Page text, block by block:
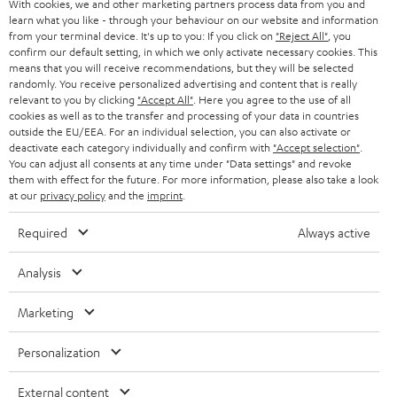
g
SMART HOME
BLUETOOTH-LAUTSPRECHER
KOPFHÖRER
BLUETOOTH-KOPFHÖRER
STEREOANLAGEN
LAUTSPRECHER
ULTIMA-SERIE
IN-EAR-KOPFHÖRER
FANSHOP
NEUHEITEN
PRESSE & MARKETING
GESCHÄFTSKUNDEN
PARTNERPROGRAMM
BLOG
NEWSLETTER
STORES
DEINE VORTEILE BEI TEUFEL
TEUFEL STORY
UNSER MANAGEMENT
NACHHALTIGKEIT
UNSERE WERTE
ÖSTERREICH
SCHWEIZ
NIEDERLANDE
BELGIEN
POLEN
SPANIEN
Fotos abgebildete Zubehör ist nicht im Lieferumfang enthalten. Etwaige
©2026 Lautsprecher Teufel GmbH - All rights reserved.
With cookies, we and other marketing partners process data from you and
learn what you like - through your behaviour on our website and information
from your terminal device. It's up to you: If you click on "Reject All" , you
confirm our default setting, in which we only activate necessary cookies. This
means that you will receive recommendations, but they will be selected
randomly. You receive personalized advertising and content that is really
relevant to you by clicking "Accept All" . Here you agree to the use of all
cookies as well as to the transfer and processing of your data in countries
outside the EU/EEA. For an individual selection, you can also activate or
deactivate each category individually and confirm with "Accept selection"
You can adjust all consents at any time under "Data settings" and revoke
them with effect for the future. For more information, please also take a look
at our privacy policyand the imprint
Required Always active
Analysis
Marketing
Personalization
External content